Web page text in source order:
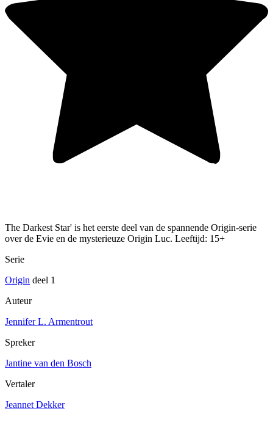
The Darkest Star' is het eerste deel van de spannende Origin-serie
over de Evie en de mysterieuze Origin Luc. Leeftijd: 15+
Serie
Origin deel 1
Auteur
Jennifer L. Armentrout
Spreker
Jantine van den Bosch
Vertaler
Jeannet Dekker